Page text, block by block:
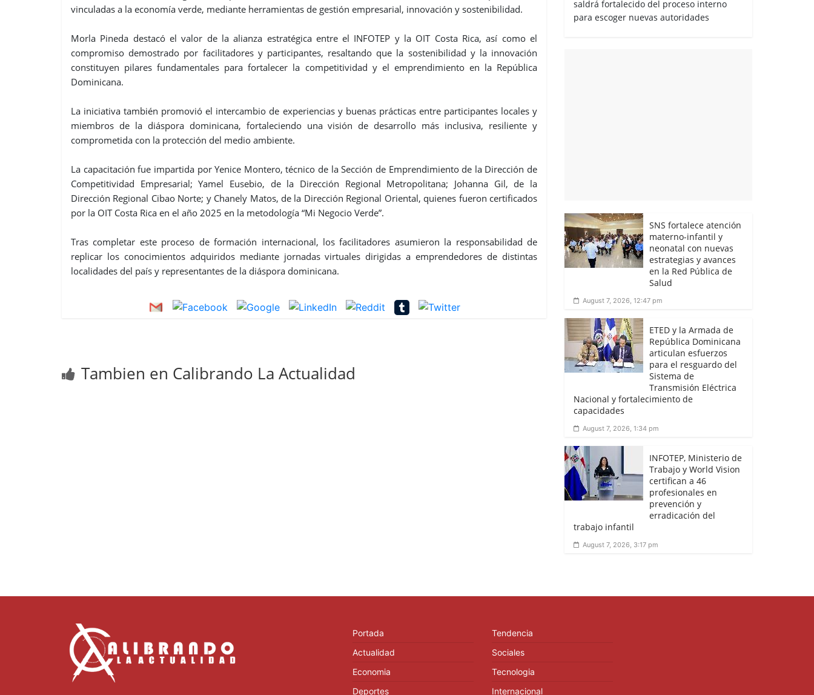
vinculadas a la economía verde, mediante herramientas de gestión empresarial, innovación y sostenibilidad.
Morla Pineda destacó el valor de la alianza estratégica entre el INFOTEP y la OIT Costa Rica, así como el
compromiso demostrado por facilitadores y participantes, resaltando que la sostenibilidad y la innovación
constituyen pilares fundamentales para fortalecer la competitividad y el emprendimiento en la República
Dominicana.
La iniciativa también promovió el intercambio de experiencias y buenas prácticas entre participantes locales y
miembros de la diáspora dominicana, fortaleciendo una visión de desarrollo más inclusiva, resiliente y
comprometida con la protección del medio ambiente.
La capacitación fue impartida por Yenice Montero, técnico de la Sección de Emprendimiento de la Dirección de
Competitividad Empresarial; Yamel Eusebio, de la Dirección Regional Metropolitana; Johanna Gil, de la
Dirección Regional Cibao Norte; y Chanely Matos, de la Dirección Regional Oriental, quienes fueron certificados
por la OIT Costa Rica en el año 2025 en la metodología “Mi Negocio Verde”.
Tras completar este proceso de formación internacional, los facilitadores asumieron la responsabilidad de
replicar los conocimientos adquiridos mediante jornadas virtuales dirigidas a emprendedores de distintas
localidades del país y representantes de la diáspora dominicana.
Tambien en Calibrando La Actualidad
saldrá fortalecido del proceso interno
para escoger nuevas autoridades
SNS fortalece atención
materno-infantil y
neonatal con nuevas
estrategias y avances
en la Red Pública de
Salud
August 7, 2026, 12:47 pm
ETED y la Armada de
República Dominicana
articulan esfuerzos
para el resguardo del
Sistema de
Transmisión Eléctrica
Nacional y fortalecimiento de
capacidades
August 7, 2026, 1:34 pm
INFOTEP, Ministerio de
Trabajo y World Vision
certifican a 46
profesionales en
prevención y
erradicación del
trabajo infantil
August 7, 2026, 3:17 pm
Portada
Actualidad
Economia
Deportes
Tendencia
Sociales
Tecnologia
Internacional